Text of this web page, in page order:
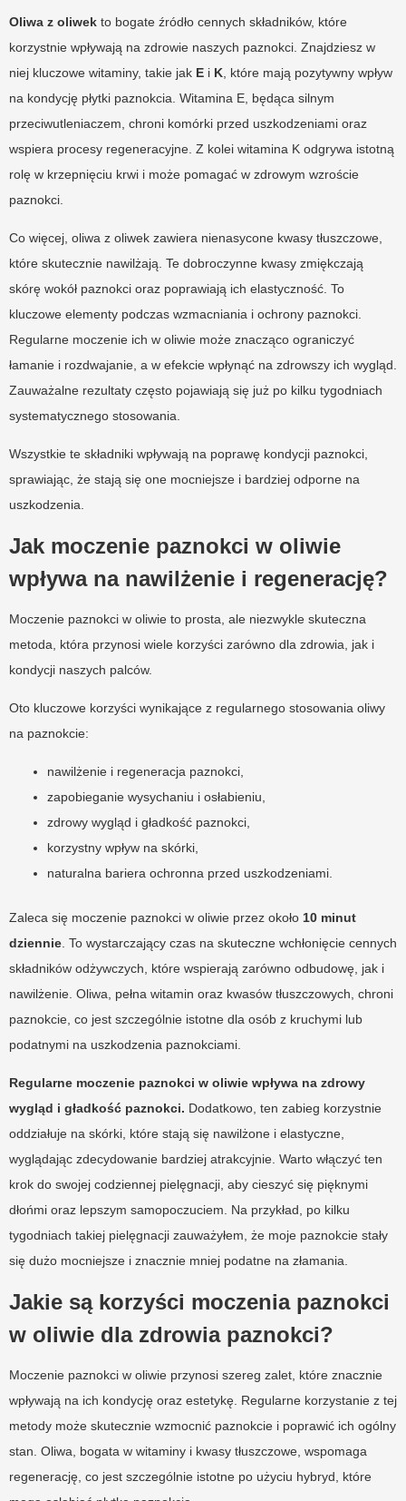
Oliwa z oliwek to bogate źródło cennych składników, które
korzystnie wpływają na zdrowie naszych paznokci. Znajdziesz w
niej kluczowe witaminy, takie jak E i K , które mają pozytywny wpływ
na kondycję płytki paznokcia. Witamina E, będąca silnym
przeciwutleniaczem, chroni komórki przed uszkodzeniami oraz
wspiera procesy regeneracyjne. Z kolei witamina K odgrywa istotną
rolę w krzepnięciu krwi i może pomagać w zdrowym wzroście
paznokci.
Co więcej, oliwa z oliwek zawiera nienasycone kwasy tłuszczowe,
które skutecznie nawilżają. Te dobroczynne kwasy zmiękczają
skórę wokół paznokci oraz poprawiają ich elastyczność. To
kluczowe elementy podczas wzmacniania i ochrony paznokci.
Regularne moczenie ich w oliwie może znacząco ograniczyć
łamanie i rozdwajanie, a w efekcie wpłynąć na zdrowszy ich wygląd.
Zauważalne rezultaty często pojawiają się już po kilku tygodniach
systematycznego stosowania.
Wszystkie te składniki wpływają na poprawę kondycji paznokci,
sprawiając, że stają się one mocniejsze i bardziej odporne na
uszkodzenia.
Jak moczenie paznokci w oliwie
wpływa na nawilżenie i regenerację?
Moczenie paznokci w oliwie to prosta, ale niezwykle skuteczna
metoda, która przynosi wiele korzyści zarówno dla zdrowia, jak i
kondycji naszych palców.
Oto kluczowe korzyści wynikające z regularnego stosowania oliwy
na paznokcie:
nawilżenie i regeneracja paznokci,
zapobieganie wysychaniu i osłabieniu,
zdrowy wygląd i gładkość paznokci,
korzystny wpływ na skórki,
naturalna bariera ochronna przed uszkodzeniami.
Zaleca się moczenie paznokci w oliwie przez około 10 minut
dziennie . To wystarczający czas na skuteczne wchłonięcie cennych
składników odżywczych, które wspierają zarówno odbudowę, jak i
nawilżenie. Oliwa, pełna witamin oraz kwasów tłuszczowych, chroni
paznokcie, co jest szczególnie istotne dla osób z kruchymi lub
podatnymi na uszkodzenia paznokciami.
Regularne moczenie paznokci w oliwie wpływa na zdrowy
wygląd i gładkość paznokci. Dodatkowo, ten zabieg korzystnie
oddziałuje na skórki, które stają się nawilżone i elastyczne,
wyglądając zdecydowanie bardziej atrakcyjnie. Warto włączyć ten
krok do swojej codziennej pielęgnacji, aby cieszyć się pięknymi
dłońmi oraz lepszym samopoczuciem. Na przykład, po kilku
tygodniach takiej pielęgnacji zauważyłem, że moje paznokcie stały
się dużo mocniejsze i znacznie mniej podatne na złamania.
Jakie są korzyści moczenia paznokci
w oliwie dla zdrowia paznokci?
Moczenie paznokci w oliwie przynosi szereg zalet, które znacznie
wpływają na ich kondycję oraz estetykę. Regularne korzystanie z tej
metody może skutecznie wzmocnić paznokcie i poprawić ich ogólny
stan. Oliwa, bogata w witaminy i kwasy tłuszczowe, wspomaga
regenerację, co jest szczególnie istotne po użyciu hybryd, które